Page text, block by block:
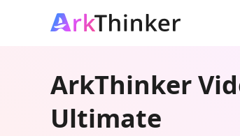
ArkThinker
Ultimate